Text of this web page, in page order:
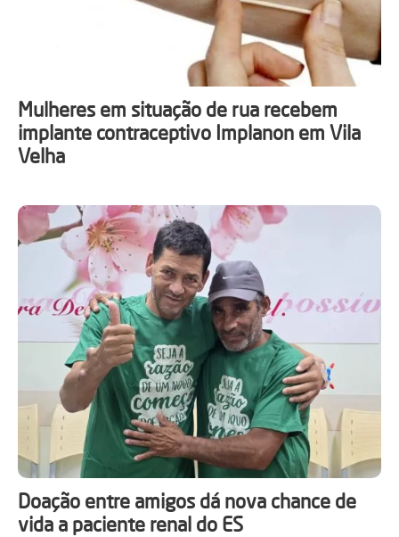
Mulheres em situação de rua recebem
implante contraceptivo Implanon em Vila
Velha
Doação entre amigos dá nova chance de
vida a paciente renal do ES